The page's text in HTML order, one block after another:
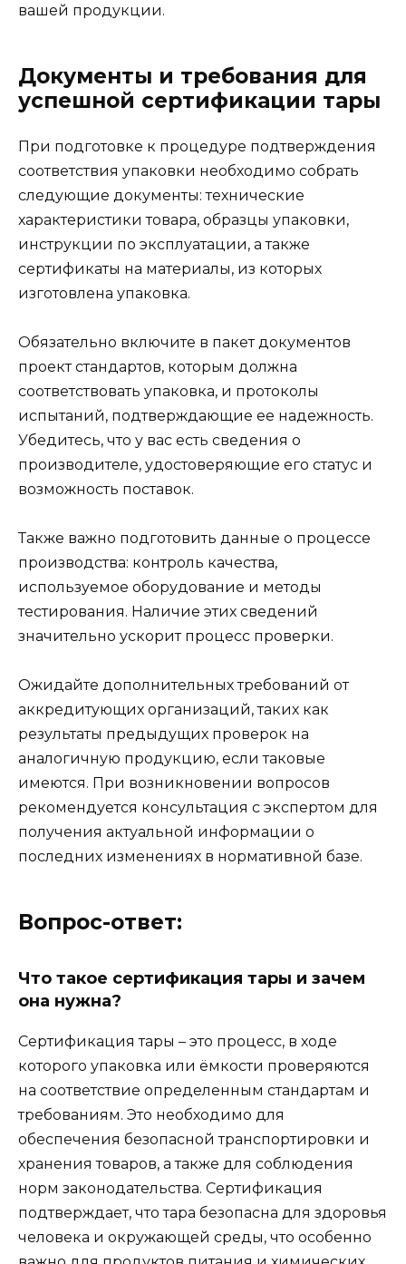
вашей продукции.
Документы и требования для
успешной сертификации тары
При подготовке к процедуре подтверждения
соответствия упаковки необходимо собрать
следующие документы: технические
характеристики товара, образцы упаковки,
инструкции по эксплуатации, а также
сертификаты на материалы, из которых
изготовлена упаковка.
Обязательно включите в пакет документов
проект стандартов, которым должна
соответствовать упаковка, и протоколы
испытаний, подтверждающие ее надежность.
Убедитесь, что у вас есть сведения о
производителе, удостоверяющие его статус и
возможность поставок.
Также важно подготовить данные о процессе
производства: контроль качества,
используемое оборудование и методы
тестирования. Наличие этих сведений
значительно ускорит процесс проверки.
Ожидайте дополнительных требований от
аккредитующих организаций, таких как
результаты предыдущих проверок на
аналогичную продукцию, если таковые
имеются. При возникновении вопросов
рекомендуется консультация с экспертом для
получения актуальной информации о
последних изменениях в нормативной базе.
Вопрос-ответ:
Что такое сертификация тары и зачем
она нужна?
Сертификация тары – это процесс, в ходе
которого упаковка или ёмкости проверяются
на соответствие определенным стандартам и
требованиям. Это необходимо для
обеспечения безопасной транспортировки и
хранения товаров, а также для соблюдения
норм законодательства. Сертификация
подтверждает, что тара безопасна для здоровья
человека и окружающей среды, что особенно